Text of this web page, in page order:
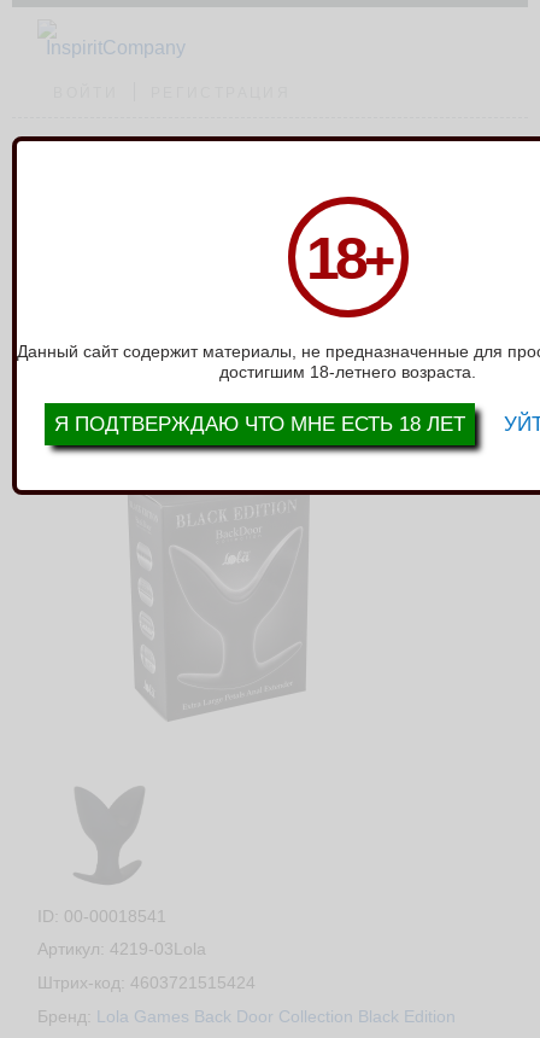
18+
Данный сайт содержит материалы, не предназначенные для
достигшим 18-летнего возраста.
Я ПОДТВЕРЖДАЮ ЧТО МНЕ ЕСТЬ 18 ЛЕТ
Силиконовый анальный эспандер Extra
СИЛИКОНОВЫЙ АНАЛЬНЫЙ
ЭСПАНДЕР EXTRA LARGE PETALS
ANAL EXTENDER 4219-03LOLA
ID: 00-00018541
Артикул: 4219-03Lola
Штрих-код: 4603721515424
Бренд:
Lola Games Back Door Collection Black Edition